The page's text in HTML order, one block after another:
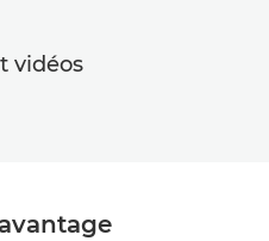
vidéos